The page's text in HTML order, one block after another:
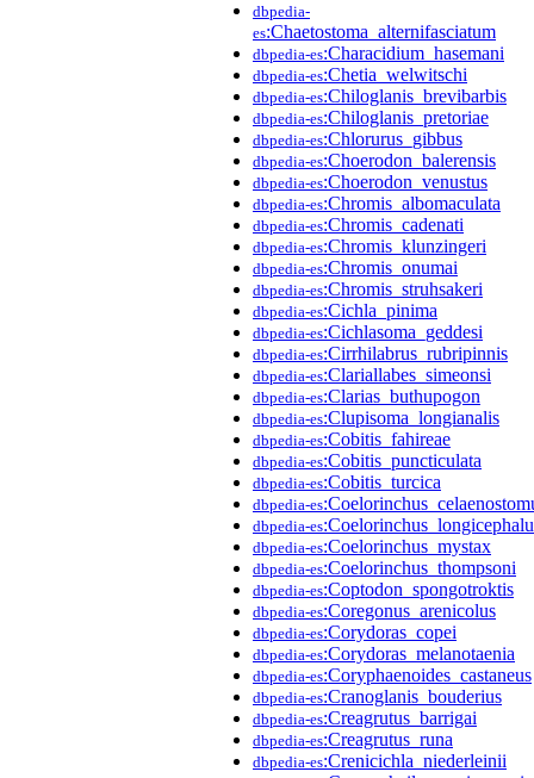
dbpedia-
es:Chaetostoma_alternifasciatum
dbpedia-es:Characidium_hasemani
dbpedia-es:Chetia_welwitschi
dbpedia-es:Chiloglanis_brevibarbis
dbpedia-es:Chiloglanis_pretoriae
dbpedia-es:Chlorurus_gibbus
dbpedia-es:Choerodon_balerensis
dbpedia-es:Choerodon_venustus
dbpedia-es:Chromis_albomaculata
dbpedia-es:Chromis_cadenati
dbpedia-es:Chromis_klunzingeri
dbpedia-es:Chromis_onumai
dbpedia-es:Chromis_struhsakeri
dbpedia-es:Cichla_pinima
dbpedia-es:Cichlasoma_geddesi
dbpedia-es:Cirrhilabrus_rubripinnis
dbpedia-es:Clariallabes_simeonsi
dbpedia-es:Clarias_buthupogon
dbpedia-es:Clupisoma_longianalis
dbpedia-es:Cobitis_fahireae
dbpedia-es:Cobitis_puncticulata
dbpedia-es:Cobitis_turcica
dbpedia-es
dbpedia-es
dbpedia-es:Coelorinchus_mystax
dbpedia-es:Coelorinchus_thompsoni
dbpedia-es:Coptodon_spongotroktis
dbpedia-es:Coregonus_arenicolus
dbpedia-es:Corydoras_copei
dbpedia-es:Corydoras_melanotaenia
dbpedia-es:Coryphaenoides_castaneus
dbpedia-es:Cranoglanis_bouderius
dbpedia-es:Creagrutus_barrigai
dbpedia-es:Creagrutus_runa
dbpedia-es:Crenicichla_niederleinii